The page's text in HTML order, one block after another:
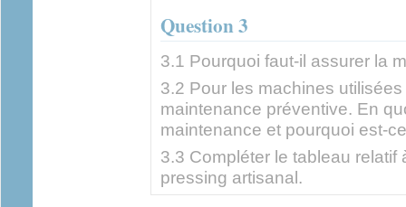
Question 3
3.1 Pourquoi faut-il assurer la
3.2 Pour les machines
maintenance préventive. En
maintenance et pourquoi est-
3.3 Compléter le tableau
pressing artisanal.